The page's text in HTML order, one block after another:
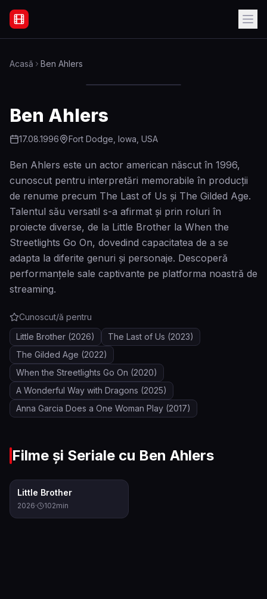
Filme Online Subtitrate - Acasă
Acasă Ben Ahlers
Ben Ahlers
17.08.1996 Fort Dodge, Iowa, USA
Ben Ahlers este un actor american născut în 1996,
cunoscut pentru interpretări memorabile în producții
de renume precum The Last of Us și The Gilded Age.
Talentul său versatil s-a afirmat și prin roluri în
proiecte diverse, de la Little Brother la When the
Streetlights Go On, dovedind capacitatea de a se
adapta la diferite genuri și personaje. Descoperă
performanțele sale captivante pe platforma noastră de
streaming.
Cunoscut/ă pentru
Little Brother (2026) The Last of Us (2023)
The Gilded Age (2022)
When the Streetlights Go On (2020)
A Wonderful Way with Dragons (2025)
Anna Garcia Does a One Woman Play (2017)
Filme și Seriale cu Ben Ahlers
Little Brother
2026· 102min